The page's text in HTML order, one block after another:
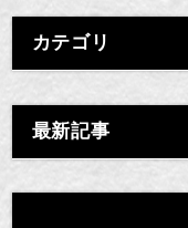
カテゴリ
最新記事